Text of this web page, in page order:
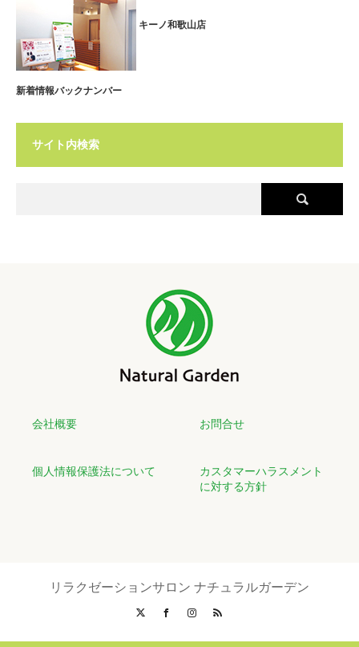
キーノ和歌山店
新着情報バックナンバー
サイト内検索
会社概要 お問合せ
個人情報保護法について
カスタマーハラスメント
に対する方針
リラクゼーションサロン ナチュラルガーデン
FacebookInstagram